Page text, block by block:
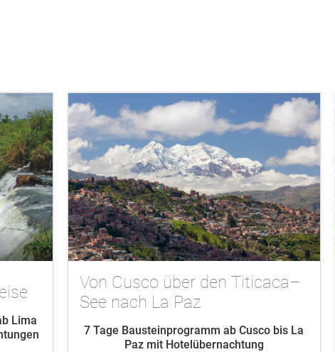
Lima
Von Cusco über den Titicaca–
See nach La Paz
7 Tage Bausteinprogramm ab Cusco bis La
Paz mit Hotelübernachtung